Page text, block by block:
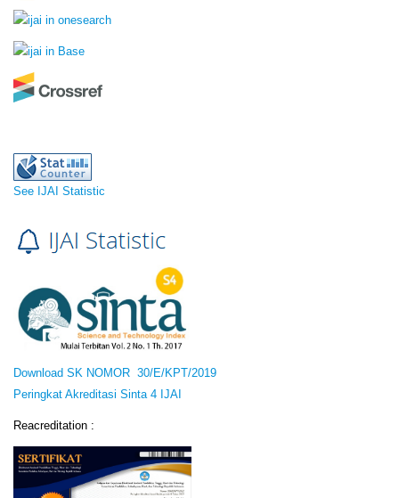
See IJAI Statistic
Download SK NOMOR 30/E/KPT/2019
Peringkat Akreditasi Sinta 4 IJAI
Reacreditation :